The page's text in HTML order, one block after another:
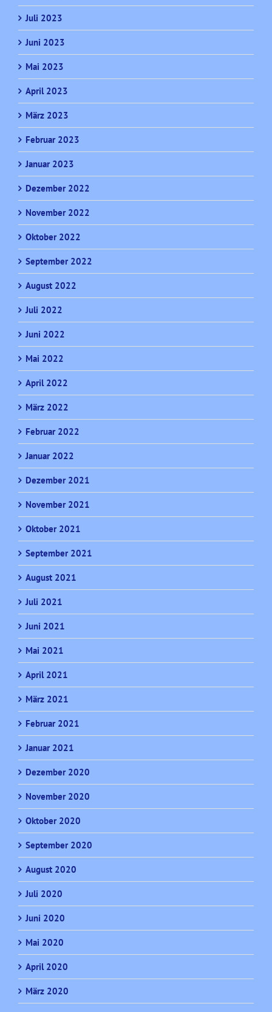
Juli 2023
Juni 2023
Mai 2023
April 2023
März 2023
Februar 2023
Januar 2023
Dezember 2022
November 2022
Oktober 2022
September 2022
August 2022
Juli 2022
Juni 2022
Mai 2022
April 2022
März 2022
Februar 2022
Januar 2022
Dezember 2021
November 2021
Oktober 2021
September 2021
August 2021
Juli 2021
Juni 2021
Mai 2021
April 2021
März 2021
Februar 2021
Januar 2021
Dezember 2020
November 2020
Oktober 2020
September 2020
August 2020
Juli 2020
Juni 2020
Mai 2020
April 2020
März 2020